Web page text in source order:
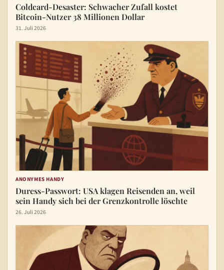
Coldcard-Desaster: Schwacher Zufall kostet
Bitcoin-Nutzer 38 Millionen Dollar
31. Juli 2026
ANONYMES HANDY
Duress-Passwort: USA klagen Reisenden an, weil
sein Handy sich bei der Grenzkontrolle löschte
26. Juli 2026